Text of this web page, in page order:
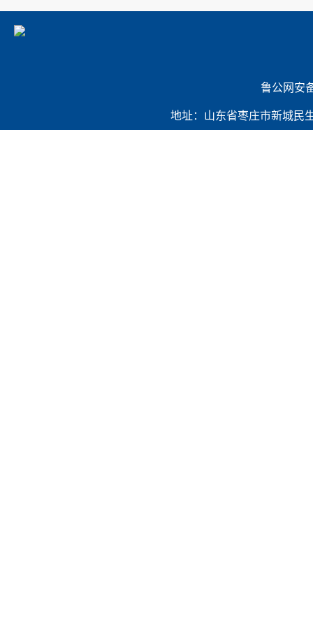
地址：山东省枣庄市新城民